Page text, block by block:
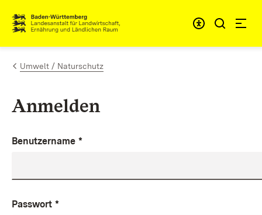
Zum Inhalt springen
Link zur Startseite
Umwelt / Naturschutz
Anmelden
Benutzername *
Passwort *